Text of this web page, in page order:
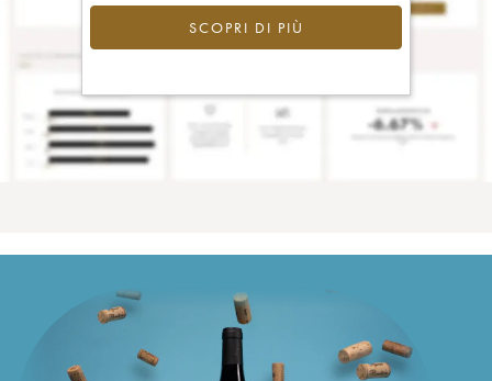
SCOPRI DI PIÙ